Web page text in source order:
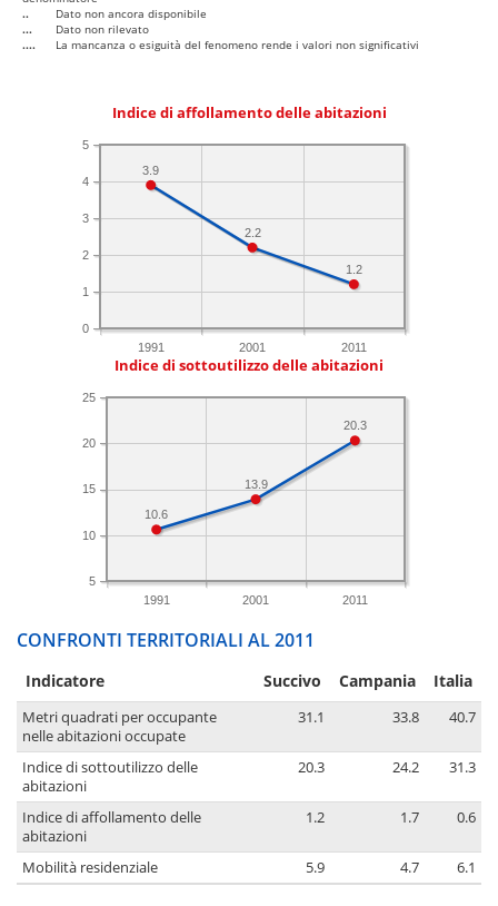
..
Dato non ancora disponibile
...
Dato non rilevato
....
La mancanza o esiguità del fenomeno rende i valori non significativi
Indice di affollamento delle abitazioni
1991 2001 2011
0
1
2
3
4
5
1.2
2.2
3.9
Indice di sottoutilizzo delle abitazioni
1991 2001 2011
5
10
15
20
25
20.3
13.9
10.6
CONFRONTI TERRITORIALI AL 2011
Indicatore Succivo Campania Italia
Metri quadrati per occupante
nelle abitazioni occupate
31.1 33.8 40.7
Indice di sottoutilizzo delle
abitazioni
20.3 24.2 31.3
Indice di affollamento delle
abitazioni
1.2 1.7 0.6
Mobilità residenziale 5.9 4.7 6.1